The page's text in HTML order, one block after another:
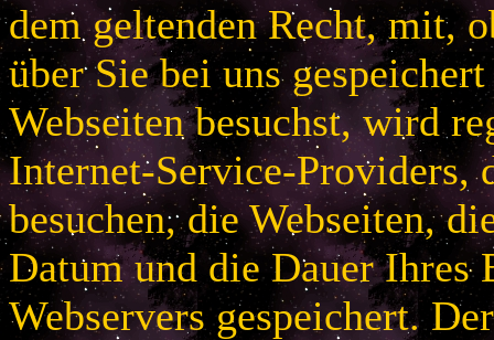
dem geltenden Recht, mit,
über Sie bei uns
Webseiten besuchst, wird
Internet-Service-Providers,
besuchen, die Webseiten,
Datum und die Dauer Ihres
Webservers gespeichert.